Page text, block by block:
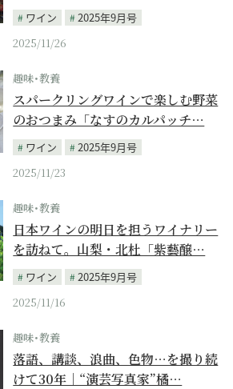
ワイン
2025年9月号
2025/11/26
趣味･教養
スパークリングワインで楽しむ野菜
のおつまみ「なすのカルパッチ…
ワイン
2025年9月号
2025/11/23
趣味･教養
日本ワインの明日を担うワイナリー
を訪ねて。山梨・北杜「紫藝醸…
ワイン
2025年9月号
2025/11/16
趣味･教養
落語、講談、浪曲、色物…を撮り続
けて30年｜“演芸写真家”橘…